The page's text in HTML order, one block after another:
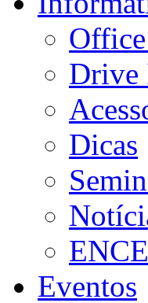
Drive
Dicas
Eventos